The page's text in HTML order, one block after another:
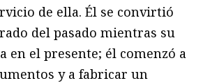
de ella. Él se convirtió
del pasado mientras su
en el presente; él comenzó a
y a fabricar un